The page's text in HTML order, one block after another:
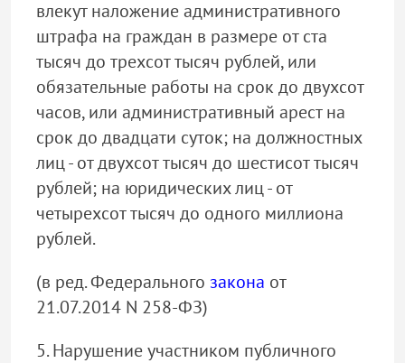
влекут наложение административного
штрафа на граждан в размере от ста
тысяч до трехсот тысяч рублей, или
обязательные работы на срок до двухсот
часов, или административный арест на
срок до двадцати суток; на должностных
лиц - от двухсот тысяч до шестисот тысяч
рублей; на юридических лиц - от
четырехсот тысяч до одного миллиона
рублей.
(в ред. Федерального закона от
21.07.2014 N 258-ФЗ)
5. Нарушение участником публичного